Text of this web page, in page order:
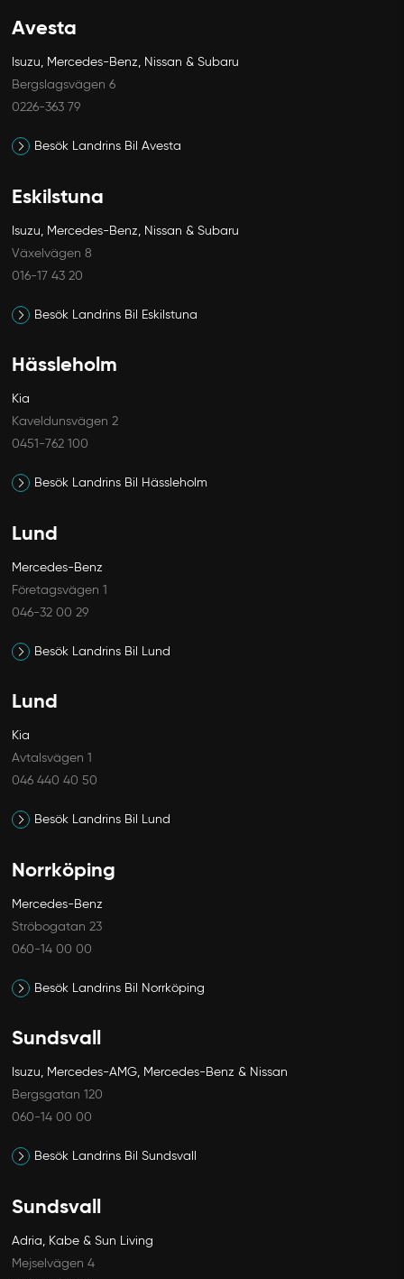
Avesta
Isuzu, Mercedes-Benz, Nissan & Subaru
Bergslagsvägen 6
0226-363 79
Besök Landrins Bil Avesta
Eskilstuna
Isuzu, Mercedes-Benz, Nissan & Subaru
Växelvägen 8
016-17 43 20
Besök Landrins Bil Eskilstuna
Hässleholm
Kia
Kaveldunsvägen 2
0451-762 100
Besök Landrins Bil Hässleholm
Lund
Mercedes-Benz
Företagsvägen 1
046-32 00 29
Besök Landrins Bil Lund
Lund
Kia
Avtalsvägen 1
046 440 40 50
Besök Landrins Bil Lund
Norrköping
Mercedes-Benz
Ströbogatan 23
060-14 00 00
Besök Landrins Bil Norrköping
Sundsvall
Isuzu, Mercedes-AMG, Mercedes-Benz & Nissan
Bergsgatan 120
060-14 00 00
Besök Landrins Bil Sundsvall
Sundsvall
Adria, Kabe & Sun Living
Mejselvägen 4